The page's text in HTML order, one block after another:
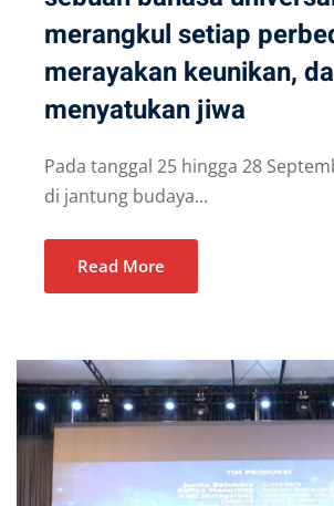
merangkul setiap
merayakan keunikan,
menyatukan jiwa
Pada tanggal 25 hingga 28
di jantung budaya...
Read More